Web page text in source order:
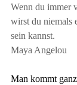
Wenn du immer
wirst du niemals
sein kannst.
Maya Angelou
Man kommt